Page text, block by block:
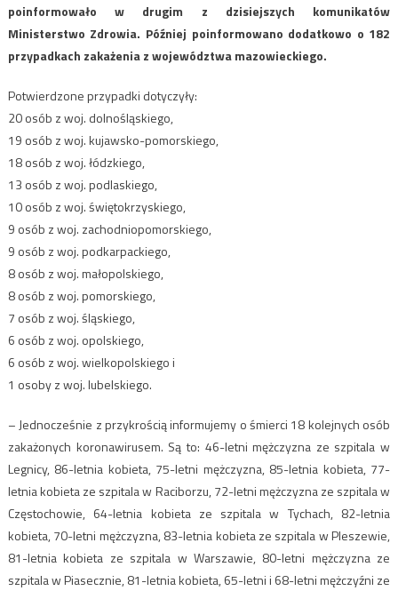
poinformowało w drugim z dzisiejszych komunikatów
Ministerstwo Zdrowia. Później poinformowano dodatkowo o 182
przypadkach zakażenia z województwa mazowieckiego.
Potwierdzone przypadki dotyczyły:
20 osób z woj. dolnośląskiego,
19 osób z woj. kujawsko-pomorskiego,
18 osób z woj. łódzkiego,
13 osób z woj. podlaskiego,
10 osób z woj. świętokrzyskiego,
9 osób z woj. zachodniopomorskiego,
9 osób z woj. podkarpackiego,
8 osób z woj. małopolskiego,
8 osób z woj. pomorskiego,
7 osób z woj. śląskiego,
6 osób z woj. opolskiego,
6 osób z woj. wielkopolskiego i
1 osoby z woj. lubelskiego.
– Jednocześnie z przykrością informujemy o śmierci 18 kolejnych osób
zakażonych koronawirusem. Są to: 46-letni mężczyzna ze szpitala w
Legnicy, 86-letnia kobieta, 75-letni mężczyzna, 85-letnia kobieta, 77-
letnia kobieta ze szpitala w Raciborzu, 72-letni mężczyzna ze szpitala w
Częstochowie, 64-letnia kobieta ze szpitala w Tychach, 82-letnia
kobieta, 70-letni mężczyzna, 83-letnia kobieta ze szpitala w Pleszewie,
81-letnia kobieta ze szpitala w Warszawie, 80-letni mężczyzna ze
szpitala w Piasecznie, 81-letnia kobieta, 65-letni i 68-letni mężczyźni ze